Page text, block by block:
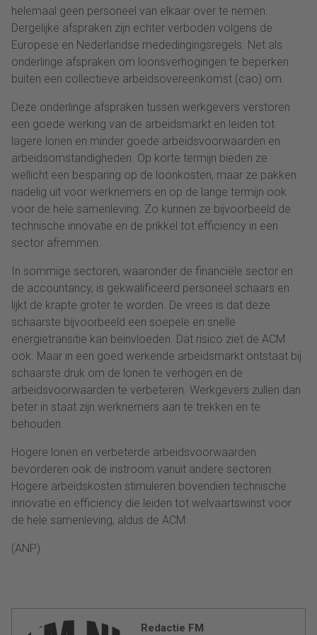
helemaal geen personeel van elkaar over te nemen.
Dergelijke afspraken zijn echter verboden volgens de
Europese en Nederlandse mededingingsregels. Net als
onderlinge afspraken om loonsverhogingen te beperken
buiten een collectieve arbeidsovereenkomst (cao) om.
Deze onderlinge afspraken tussen werkgevers verstoren
een goede werking van de arbeidsmarkt en leiden tot
lagere lonen en minder goede arbeidsvoorwaarden en
arbeidsomstandigheden. Op korte termijn bieden ze
wellicht een besparing op de loonkosten, maar ze pakken
nadelig uit voor werknemers en op de lange termijn ook
voor de hele samenleving. Zo kunnen ze bijvoorbeeld de
technische innovatie en de prikkel tot efficiency in een
sector afremmen.
In sommige sectoren, waaronder de financiële sector en
de accountancy, is gekwalificeerd personeel schaars en
lijkt de krapte groter te worden. De vrees is dat deze
schaarste bijvoorbeeld een soepele en snelle
energietransitie kan beïnvloeden. Dat risico ziet de ACM
ook. Maar in een goed werkende arbeidsmarkt ontstaat bij
schaarste druk om de lonen te verhogen en de
arbeidsvoorwaarden te verbeteren. Werkgevers zullen dan
beter in staat zijn werknemers aan te trekken en te
behouden.
Hogere lonen en verbeterde arbeidsvoorwaarden
bevorderen ook de instroom vanuit andere sectoren.
Hogere arbeidskosten stimuleren bovendien technische
innovatie en efficiency die leiden tot welvaartswinst voor
de hele samenleving, aldus de ACM.
(ANP)
Redactie FM